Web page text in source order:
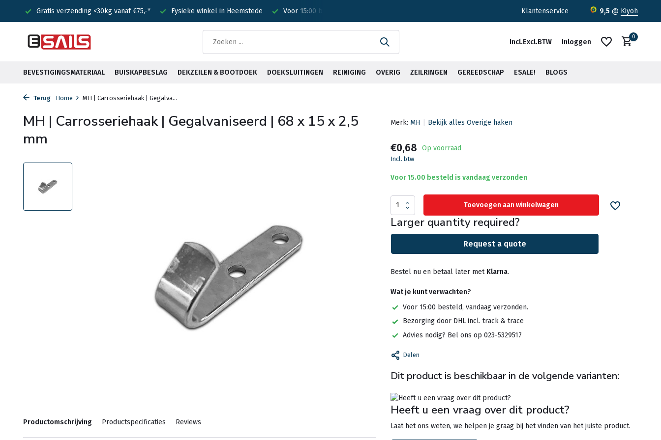
Gratis verzending <30kg vanaf €75,-* Fysieke winkel in Heemstede Voor 15:00 besteld? Is vandaag verzonden! Gratis verzending <30kg vanaf €75,-*
Klantenservice 9,5 @ Kiyoh
Incl.Excl.BTW Inloggen
0
BEVESTIGINGSMATERIAAL BUISKAPBESLAG DEKZEILEN & BOOTDOEK DOEKSLUITINGEN REINIGING OVERIG ZEILRINGEN GEREEDSCHAP ESALE! BLOGS
Terug Home MH | Carrosseriehaak | Gegalva...
MH | Carrosseriehaak | Gegalvaniseerd | 68 x 15 x 2,5
mm
Productomschrijving Productspecificaties Reviews
Merk: MH Bekijk alles Overige haken
€0,68 Op voorraad
Incl. btw
Voor 15.00 besteld is vandaag verzonden
Toevoegen aan winkelwagen
Larger quantity required?
Request a quote
Bestel nu en betaal later met Klarna.
Wat je kunt verwachten?
Voor 15:00 besteld, vandaag verzonden.
Bezorging door DHL incl. track & trace
Advies nodig? Bel ons op 023-5329517
Delen
Dit product is beschikbaar in de volgende varianten:
Heeft u een vraag over dit product?
Laat het ons weten, we helpen je graag bij het vinden van het juiste product.